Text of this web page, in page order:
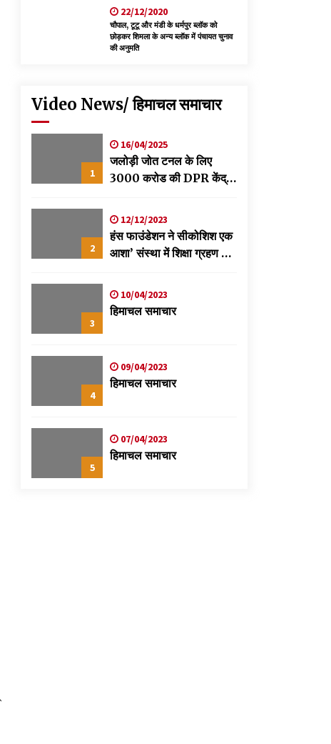
22/12/2020
चौपाल, टूटू और मंडी के धर्मपुर ब्लॉक को
छोड़कर शिमला के अन्य ब्लॉक में पंचायत चुनाव
की अनुमति
Video News/ हिमाचल समाचार
1
16/04/2025
जलोड़ी जोत टनल के लिए
3000 करोड की DPR केंद्र
विक्रमादित्य
2
12/12/2023
हंस फाउंडेशन ने सीकोशिश एक
आशा’ संस्था में शिक्षा ग्रहण कर
स्वास्थ्य शिविर
3
10/04/2023
हिमाचल समाचार
4
09/04/2023
हिमाचल समाचार
5
07/04/2023
हिमाचल समाचार